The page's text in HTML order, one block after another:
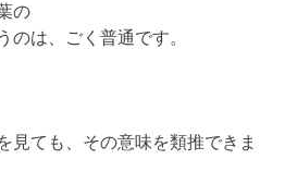
の
のは、ごく普通です。
見ても、その意味を類推できま